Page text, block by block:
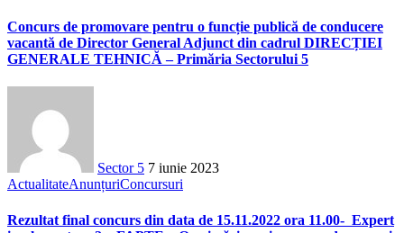
Concurs de promovare pentru o funcție publică de conducere
vacantă de Director General Adjunct din cadrul DIRECȚIEI
GENERALE TEHNICĂ – Primăria Sectorului 5
Sector 5 7 iunie 2023
ActualitateAnunțuriConcursuri
Rezultat final concurs din data de 15.11.2022 ora 11.00- Expert